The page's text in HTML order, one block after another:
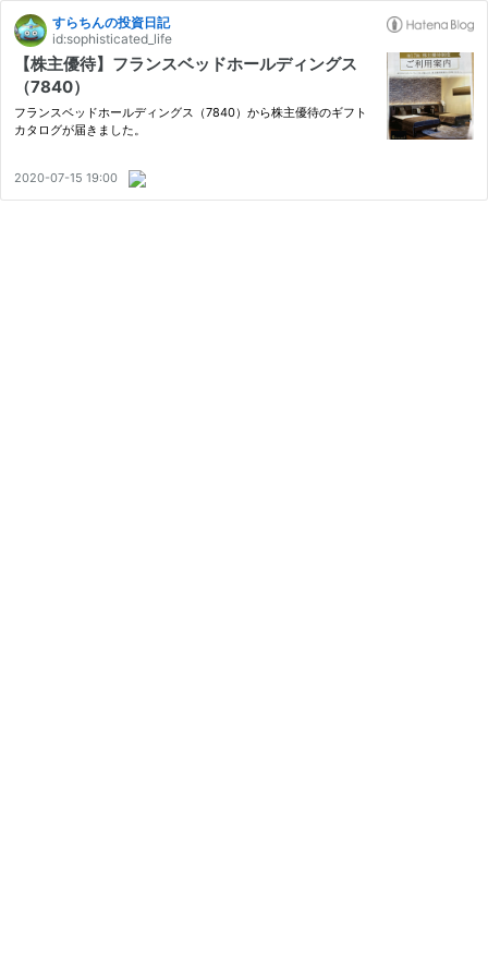
すらちんの投資日記
id:sophisticated_life
【株主優待】フランスベッドホールディングス
（7840）
フランスベッドホールディングス（7840）から株主優待のギフト
カタログが届きました。
2020-07-15 19:00